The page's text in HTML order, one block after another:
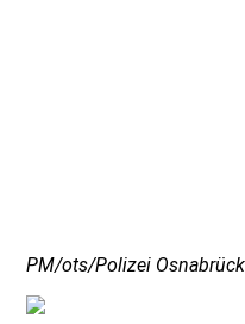
PM/ots/Polizei Osnabrück